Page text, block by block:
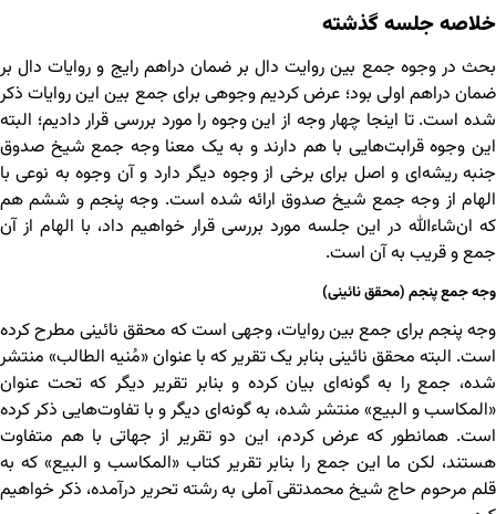
خلاصه جلسه گذشته
بحث در وجوه جمع بین روایت دال بر ضمان دراهم رایج و روایات دال بر
ضمان دراهم اولی بود؛ عرض کردیم وجوهی برای جمع بین این روایات ذکر
شده است. تا اینجا چهار وجه از این وجوه را مورد بررسی قرار دادیم؛ البته
این وجوه قرابت‌هایی با هم دارند و به یک معنا وجه جمع شیخ صدوق
جنبه ریشه‌ای و اصل برای برخی از وجوه دیگر دارد و آن وجوه به نوعی با
الهام از وجه جمع شیخ صدوق ارائه شده است. وجه پنجم و ششم هم
که ان‌شاءالله در این جلسه مورد بررسی قرار خواهیم داد، با الهام از آن
جمع و قریب به آن است.
وجه جمع پنجم (محقق نائینی)
وجه پنجم برای جمع بین روایات، وجهی است که محقق نائینی مطرح کرده
است. البته محقق نائینی بنابر یک تقریر که با عنوان «مُنیه الطالب» منتشر
شده، جمع را به گونه‌ای بیان کرده و بنابر تقریر دیگر که تحت عنوان
«المکاسب و البیع» منتشر شده، به گونه‌ای دیگر و با تفاوت‌هایی ذکر کرده
است. همانطور که عرض کردم، این دو تقریر از جهاتی با هم متفاوت
هستند، لکن ما این جمع را بنابر تقریر کتاب «المکاسب و البیع» که به
قلم مرحوم حاج شیخ محمدتقی آملی به رشته تحریر درآمده، ذکر خواهیم